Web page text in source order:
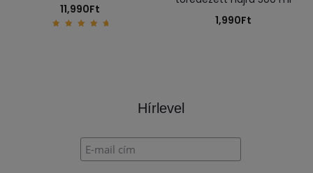
11,990Ft
1,990Ft
Hírlevel